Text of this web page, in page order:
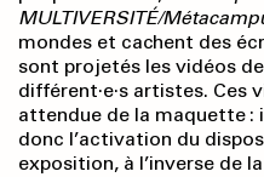
MULTIVERSITÉ/
mondes et cachent des
sont projetés les vidéos
différent·e·s artistes. Ces
attendue de la maquette :
donc l’activation du
exposition, à l’inverse de